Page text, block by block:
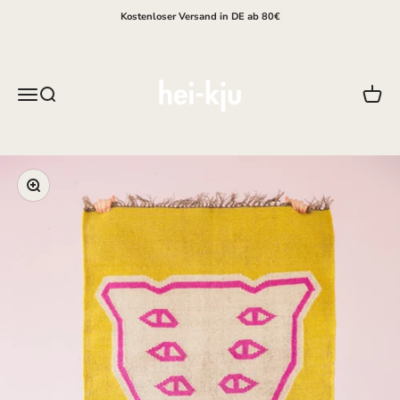
Kostenloser Versand in DE ab 80€
MenüSuche
Bild vergrößern